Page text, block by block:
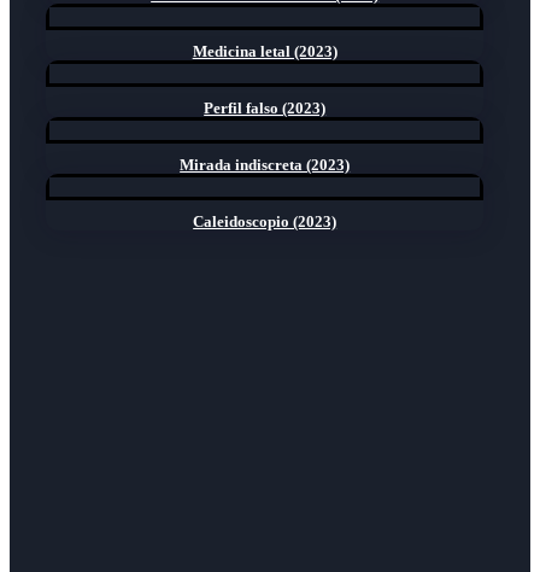
Medicina letal (2023)
Perfil falso (2023)
Mirada indiscreta (2023)
Caleidoscopio (2023)